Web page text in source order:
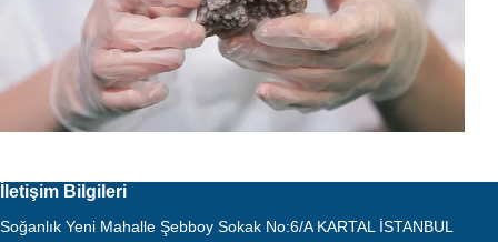
İletişim Bilgileri
Soğanlık Yeni Mahalle Şebboy Sokak No:6/A KARTAL İSTANBUL